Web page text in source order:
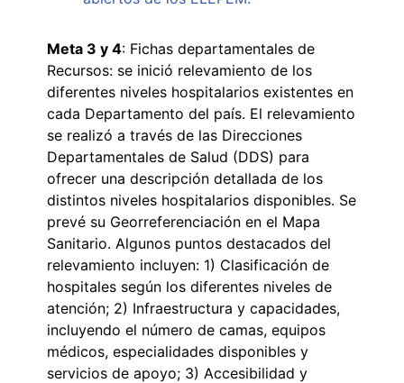
Meta 3 y 4: Fichas departamentales de
Recursos: se inició relevamiento de los
diferentes niveles hospitalarios existentes en
cada Departamento del país. El relevamiento
se realizó a través de las Direcciones
Departamentales de Salud (DDS) para
ofrecer una descripción detallada de los
distintos niveles hospitalarios disponibles. Se
prevé su Georreferenciación en el Mapa
Sanitario. Algunos puntos destacados del
relevamiento incluyen: 1) Clasificación de
hospitales según los diferentes niveles de
atención; 2) Infraestructura y capacidades,
incluyendo el número de camas, equipos
médicos, especialidades disponibles y
servicios de apoyo; 3) Accesibilidad y